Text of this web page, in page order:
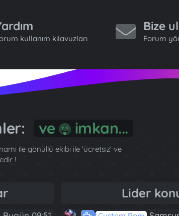
kullanım kılavuzları
Bize
Forum
Gönül...
ile gönüllü ekibi ile 'ücretsiz' ve
!
Lider